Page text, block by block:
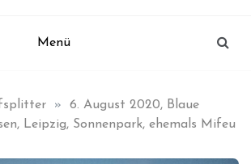
Menü
»
6. August 2020, Blaue
Leipzig, Sonnenpark, ehemals Mifeu